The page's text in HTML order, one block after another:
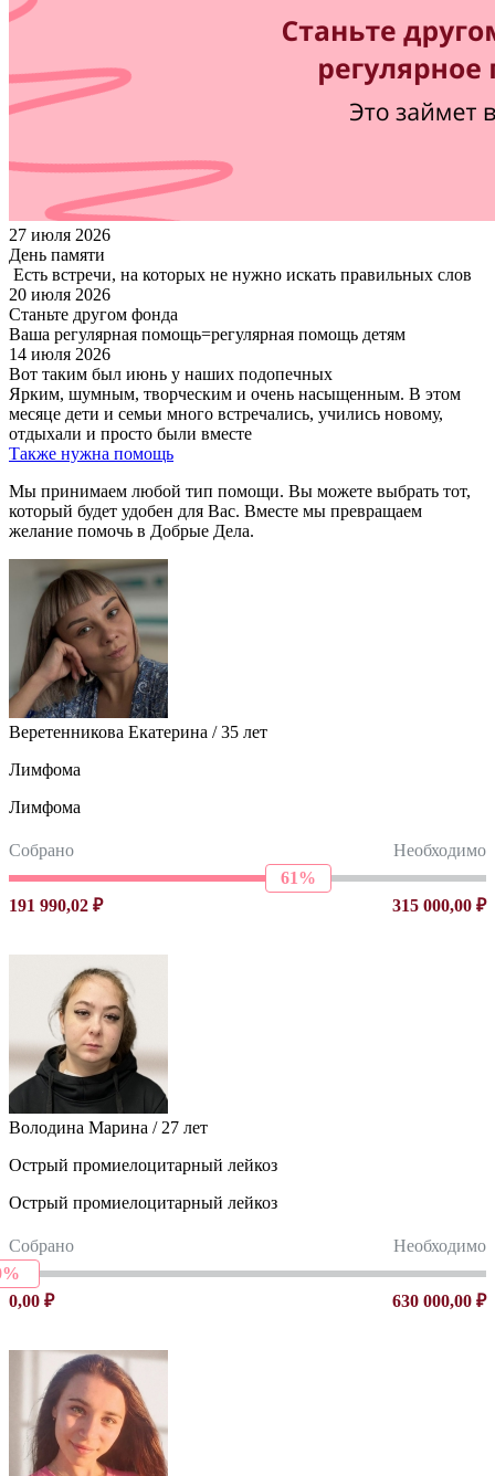
27 июля 2026
День памяти
Есть встречи, на которых не нужно искать правильных слов
20 июля 2026
Станьте другом фонда
Ваша регулярная помощь=регулярная помощь детям
14 июля 2026
Вот таким был июнь у наших подопечных
Ярким, шумным, творческим и очень насыщенным. В этом
месяце дети и семьи много встречались, учились новому,
отдыхали и просто были вместе
Также нужна помощь
Мы принимаем любой тип помощи. Вы можете выбрать тот,
который будет удобен для Вас. Вместе мы превращаем
желание помочь в Добрые Дела.
Веретенникова Екатерина / 35 лет
Лимфома
Лимфома
Собрано
Необходимо
61%
191 990,02 ₽
315 000,00 ₽
Володина Марина / 27 лет
Острый промиелоцитарный лейкоз
Острый промиелоцитарный лейкоз
Собрано
Необходимо
0,00 ₽
630 000,00 ₽